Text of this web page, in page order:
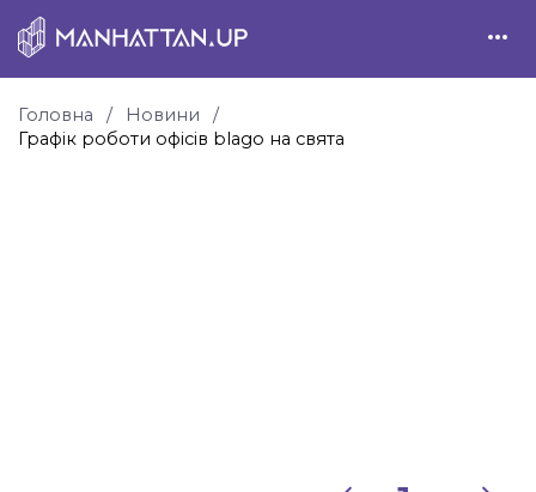
Головна
Новини
Графік роботи офісів blago на свята